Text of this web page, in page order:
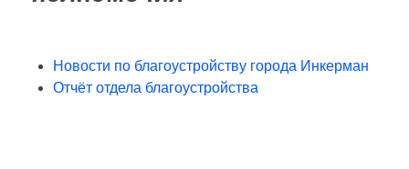
Новости по благоустройству города Инкерман
Отчёт отдела благоустройства